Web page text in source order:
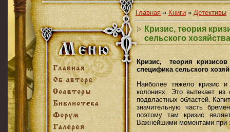
Главная » Книги»Детективы
Кризис, теория
сельского хозяйства
Кризис, теория
специфика сельского
Наиболее тяжело кризис
колониях. Это вытека­ет
подвластных областей.
значительную часть
поэтому там кризис
Важнейшими моментами при